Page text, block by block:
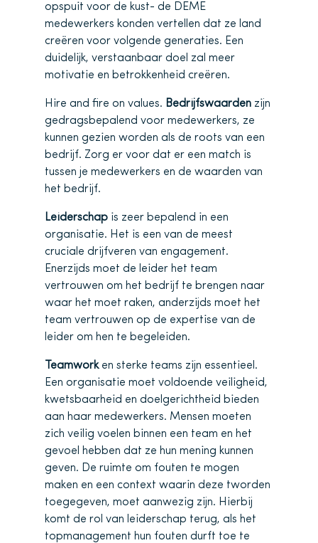
opspuit voor de kust- de DEME
medewerkers konden vertellen dat ze land
creëren voor volgende generaties. Een
duidelijk, verstaanbaar doel zal meer
motivatie en betrokkenheid creëren.
Hire and fire on values. Bedrijfswaarden zijn
gedragsbepalend voor medewerkers, ze
kunnen gezien worden als de roots van een
bedrijf. Zorg er voor dat er een match is
tussen je medewerkers en de waarden van
het bedrijf.
Leiderschap is zeer bepalend in een
organisatie. Het is een van de meest
cruciale drijfveren van engagement.
Enerzijds moet de leider het team
vertrouwen om het bedrijf te brengen naar
waar het moet raken, anderzijds moet het
team vertrouwen op de expertise van de
leider om hen te begeleiden.
Teamworken sterke teams zijn essentieel.
Een organisatie moet voldoende veiligheid,
kwetsbaarheid en doelgerichtheid bieden
aan haar medewerkers. Mensen moeten
zich veilig voelen binnen een team en het
gevoel hebben dat ze hun mening kunnen
geven. De ruimte om fouten te mogen
maken en een context waarin deze tworden
toegegeven, moet aanwezig zijn. Hierbij
komt de rol van leiderschap terug, als het
topmanagement hun fouten durft toe te